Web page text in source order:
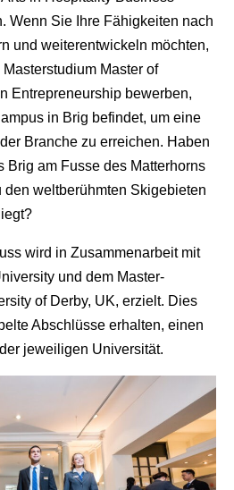
Wenn Sie Ihre Fähigkeiten nach
und weiterentwickeln möchten,
Master of
Entrepreneurship bewerben,
in Brig befindet, um eine
Branche zu erreichen. Haben
Brig am Fusse des Matterhorns
den weltberühmten Skigebieten
wird in Zusammenarbeit mit
und dem Master-
of Derby, UK, erzielt. Dies
Abschlüsse erhalten, einen
jeweiligen Universität.